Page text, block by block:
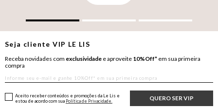
Seja clienteVIP LE LIS
Receba novidades com exclusividade e aproveite 10%Off* em sua primeira
compra
QUERO SER VIP
Aceito receber conteúdos e promoções da Le Lis e
estou de acordo com sua Política de Privacidade.